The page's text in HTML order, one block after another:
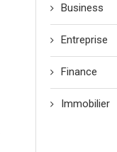
Business
Entreprise
Finance
Immobilier